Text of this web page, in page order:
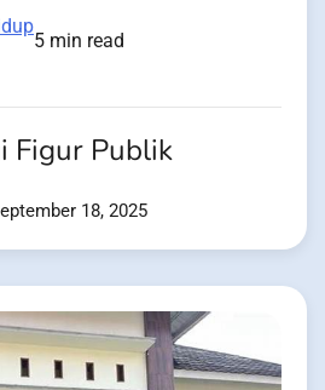
5 min read
Figur Publik
18, 2025